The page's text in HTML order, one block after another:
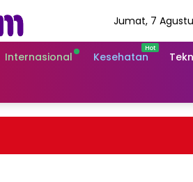
Jumat, 7
Internasional Kesehatan